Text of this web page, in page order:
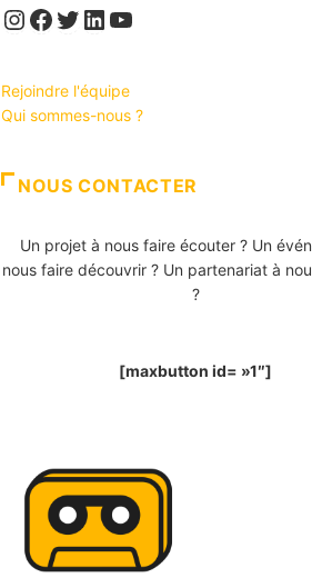
Instagram
Facebook
Twitter
LinkedIn
YouTube
Rejoindre l'équipe
Qui sommes-nous ?
NOUS CONTACTER
Un projet à nous faire écouter ? Un
nous faire découvrir ? Un partenariat à
?
[maxbutton id= »1″]